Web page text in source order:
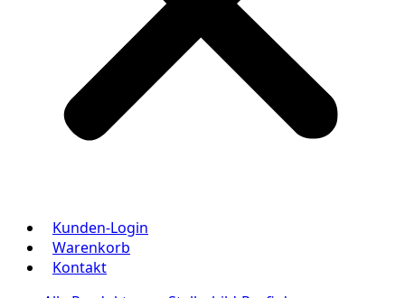
Kunden-Login
Warenkorb
Kontakt